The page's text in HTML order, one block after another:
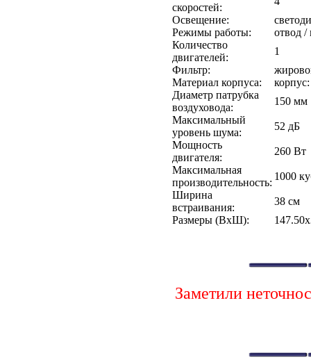
скоростей:
Освещение:
Режимы работы:
отвод /
Количество
двигателей:
1
Фильтр:
Материал корпуса:
Диаметр патрубка
воздуховода:
150 мм
Максимальный
уровень шума:
52 дБ
Мощность
двигателя:
260 Вт
Максимальная
производительность:
1000
Ширина
встраивания:
38 см
Размеры (ВхШ):
Заметили